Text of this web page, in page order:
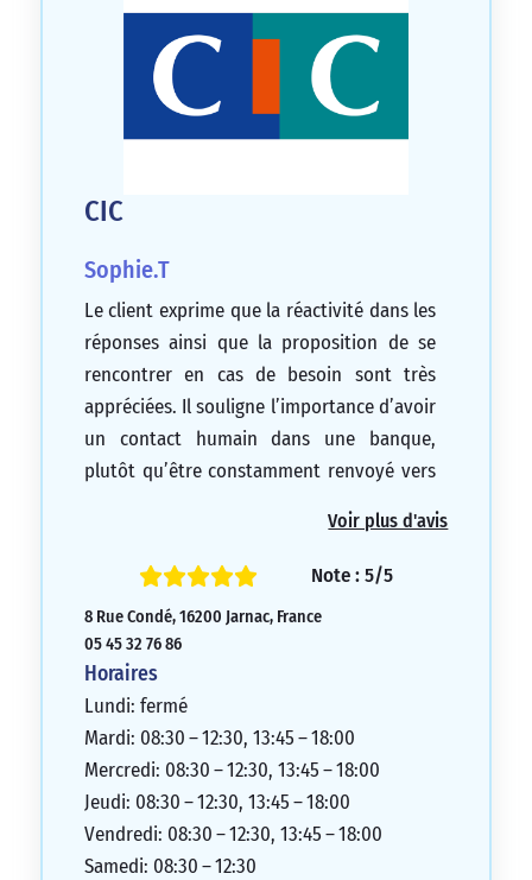
CIC
Sophie.T
Le client exprime que la réactivité dans les
réponses ainsi que la proposition de se
rencontrer en cas de besoin sont très
appréciées. Il souligne l’importance d’avoir
un contact humain dans une banque,
plutôt qu’être constamment renvoyé vers
encourage la banque à maintenir ce lien
avec ses clients autant que possible.
Voir plus d'avis
Note : 5/5
8 Rue Condé, 16200 Jarnac, France
05 45 32 76 86
Horaires
Lundi: fermé
Mardi: 08:30 – 12:30, 13:45 – 18:00
Mercredi: 08:30 – 12:30, 13:45 – 18:00
Jeudi: 08:30 – 12:30, 13:45 – 18:00
Vendredi: 08:30 – 12:30, 13:45 – 18:00
Samedi: 08:30 – 12:30